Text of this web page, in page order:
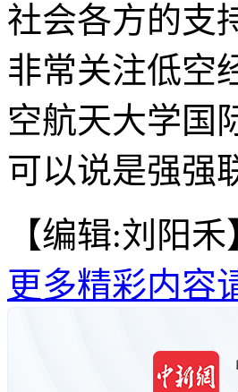
社会各方的支
非常关注低空
空航天大学国
可以说是强强
【编辑:刘阳禾
更多精彩内容